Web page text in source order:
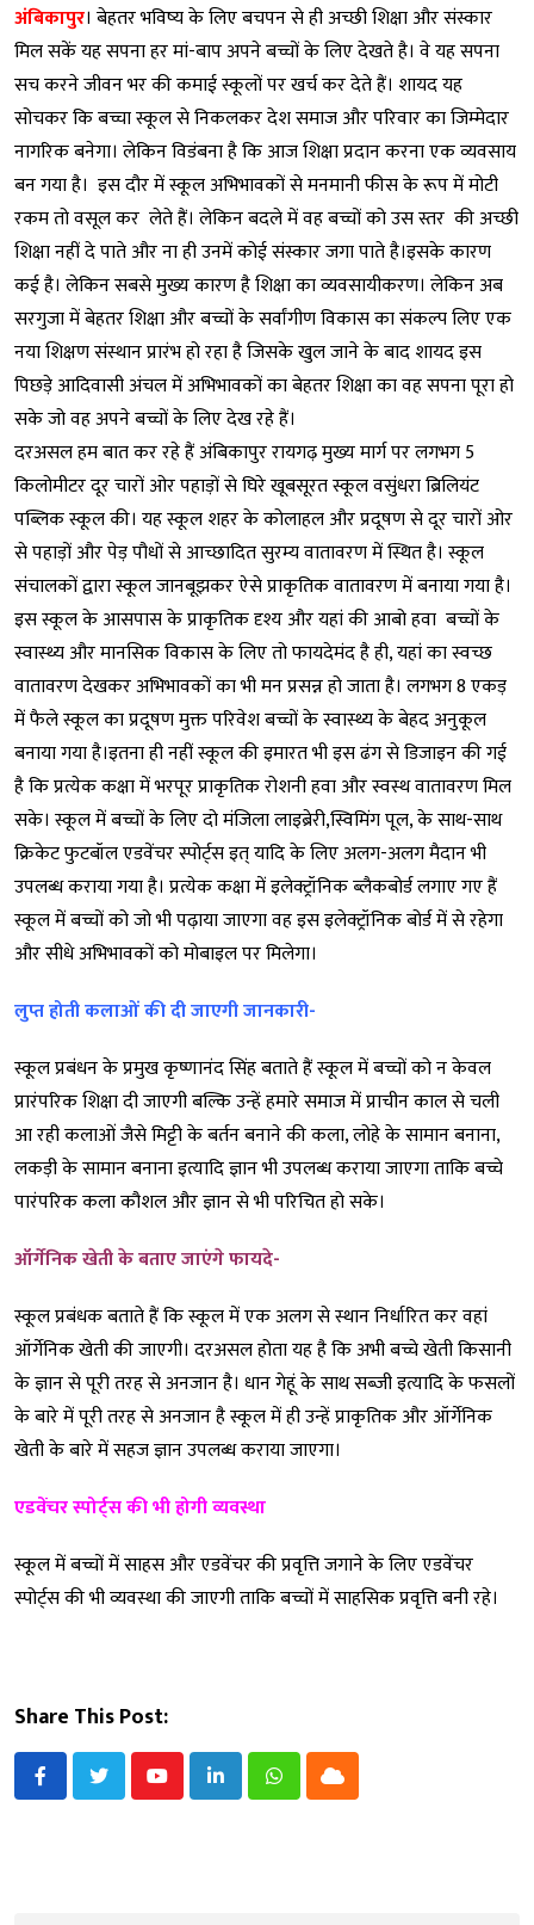
अंबिकापुर। बेहतर भविष्य के लिए बचपन से ही अच्छी शिक्षा और संस्कार
मिल सकें यह सपना हर मां-बाप अपने बच्चों के लिए देखते है। वे यह सपना
सच करने जीवन भर की कमाई स्कूलों पर खर्च कर देते हैं। शायद यह
सोचकर कि बच्चा स्कूल से निकलकर देश समाज और परिवार का जिम्मेदार
नागरिक बनेगा। लेकिन विडंबना है कि आज शिक्षा प्रदान करना एक व्यवसाय
बन गया है। इस दौर में स्कूल अभिभावकों से मनमानी फीस के रूप में मोटी
रकम तो वसूल कर लेते हैं। लेकिन बदले में वह बच्चों को उस स्तर की अच्छी
शिक्षा नहीं दे पाते और ना ही उनमें कोई संस्कार जगा पाते है।इसके कारण
कई है। लेकिन सबसे मुख्य कारण है शिक्षा का व्यवसायीकरण। लेकिन अब
सरगुजा में बेहतर शिक्षा और बच्चों के सर्वांगीण विकास का संकल्प लिए एक
नया शिक्षण संस्थान प्रारंभ हो रहा है जिसके खुल जाने के बाद शायद इस
पिछड़े आदिवासी अंचल में अभिभावकों का बेहतर शिक्षा का वह सपना पूरा हो
सके जो वह अपने बच्चों के लिए देख रहे हैं।
दरअसल हम बात कर रहे हैं अंबिकापुर रायगढ़ मुख्य मार्ग पर लगभग 5
किलोमीटर दूर चारों ओर पहाड़ों से घिरे खूबसूरत स्कूल वसुंधरा ब्रिलियंट
पब्लिक स्कूल की। यह स्कूल शहर के कोलाहल और प्रदूषण से दूर चारों ओर
से पहाड़ों और पेड़ पौधों से आच्छादित सुरम्य वातावरण में स्थित है। स्कूल
संचालकों द्वारा स्कूल जानबूझकर ऐसे प्राकृतिक वातावरण में बनाया गया है।
इस स्कूल के आसपास के प्राकृतिक दृश्य और यहां की आबो हवा बच्चों के
स्वास्थ्य और मानसिक विकास के लिए तो फायदेमंद है ही, यहां का स्वच्छ
वातावरण देखकर अभिभावकों का भी मन प्रसन्न हो जाता है। लगभग 8 एकड़
में फैले स्कूल का प्रदूषण मुक्त परिवेश बच्चों के स्वास्थ्य के बेहद अनुकूल
बनाया गया है।इतना ही नहीं स्कूल की इमारत भी इस ढंग से डिजाइन की गई
है कि प्रत्येक कक्षा में भरपूर प्राकृतिक रोशनी हवा और स्वस्थ वातावरण मिल
सके। स्कूल में बच्चों के लिए दो मंजिला लाइब्रेरी,स्विमिंग पूल, के साथ-साथ
क्रिकेट फुटबॉल एडवेंचर स्पोर्ट्स इत् यादि के लिए अलग-अलग मैदान भी
उपलब्ध कराया गया है। प्रत्येक कक्षा में इलेक्ट्रॉनिक ब्लैकबोर्ड लगाए गए हैं
स्कूल में बच्चों को जो भी पढ़ाया जाएगा वह इस इलेक्ट्रॉनिक बोर्ड में से रहेगा
और सीधे अभिभावकों को मोबाइल पर मिलेगा।
लुप्त होती कलाओं की दी जाएगी जानकारी-
स्कूल प्रबंधन के प्रमुख कृष्णानंद सिंह बताते हैं स्कूल में बच्चों को न केवल
प्रारंपरिक शिक्षा दी जाएगी बल्कि उन्हें हमारे समाज में प्राचीन काल से चली
आ रही कलाओं जैसे मिट्टी के बर्तन बनाने की कला, लोहे के सामान बनाना,
लकड़ी के सामान बनाना इत्यादि ज्ञान भी उपलब्ध कराया जाएगा ताकि बच्चे
पारंपरिक कला कौशल और ज्ञान से भी परिचित हो सके।
ऑर्गेनिक खेती के बताए जाएंगे फायदे-
स्कूल प्रबंधक बताते हैं कि स्कूल में एक अलग से स्थान निर्धारित कर वहां
ऑर्गेनिक खेती की जाएगी। दरअसल होता यह है कि अभी बच्चे खेती किसानी
के ज्ञान से पूरी तरह से अनजान है। धान गेहूं के साथ सब्जी इत्यादि के फसलों
के बारे में पूरी तरह से अनजान है स्कूल में ही उन्हें प्राकृतिक और ऑर्गेनिक
खेती के बारे में सहज ज्ञान उपलब्ध कराया जाएगा।
एडवेंचर स्पोर्ट्स की भी होगी व्यवस्था
स्कूल में बच्चों में साहस और एडवेंचर की प्रवृत्ति जगाने के लिए एडवेंचर
स्पोर्ट्स की भी व्यवस्था की जाएगी ताकि बच्चों में साहसिक प्रवृत्ति बनी रहे।
Share This Post:
YoutubeLinkedInWhatsappCloud